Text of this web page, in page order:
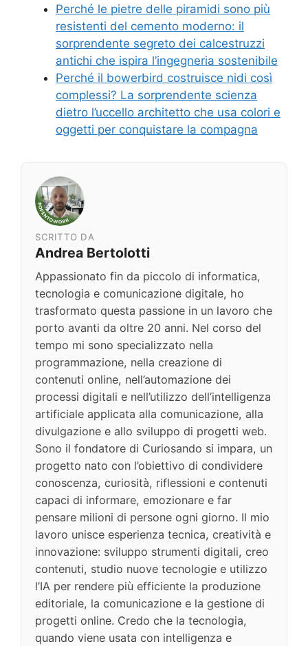
Perché le pietre delle piramidi sono più
resistenti del cemento moderno: il
sorprendente segreto dei calcestruzzi
antichi che ispira l’ingegneria sostenibile
Perché il bowerbird costruisce nidi così
complessi? La sorprendente scienza
dietro l’uccello architetto che usa colori e
oggetti per conquistare la compagna
SCRITTO DA
Andrea Bertolotti
Appassionato fin da piccolo di informatica,
tecnologia e comunicazione digitale, ho
trasformato questa passione in un lavoro che
porto avanti da oltre 20 anni. Nel corso del
tempo mi sono specializzato nella
programmazione, nella creazione di
contenuti online, nell’automazione dei
processi digitali e nell’utilizzo dell’intelligenza
artificiale applicata alla comunicazione, alla
divulgazione e allo sviluppo di progetti web.
Sono il fondatore di Curiosando si impara, un
progetto nato con l’obiettivo di condividere
conoscenza, curiosità, riflessioni e contenuti
capaci di informare, emozionare e far
pensare milioni di persone ogni giorno. Il mio
lavoro unisce esperienza tecnica, creatività e
innovazione: sviluppo strumenti digitali, creo
contenuti, studio nuove tecnologie e utilizzo
l’IA per rendere più efficiente la produzione
editoriale, la comunicazione e la gestione di
progetti online. Credo che la tecnologia,
quando viene usata con intelligenza e